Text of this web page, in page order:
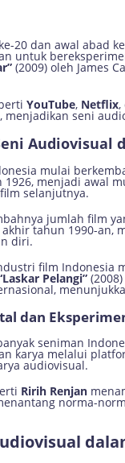
20 dan awal abad
untuk
(2009) oleh James
YouTube, Netflix,
menjadikan seni
Audiovisual
mulai
menjadi awal
selanjutnya.
jumlah film
tahun 1990-an,
diri.
film Indonesia
Pelangi”
dan
seniman
karya melalui
audiovisual.
Ririh Renjan
norma-